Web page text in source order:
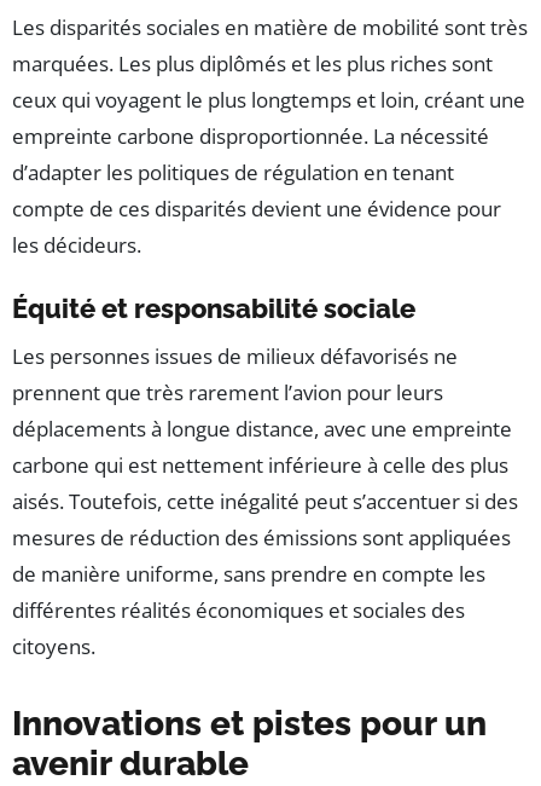
Les disparités sociales en matière de mobilité sont très
marquées. Les plus diplômés et les plus riches sont
ceux qui voyagent le plus longtemps et loin, créant une
empreinte carbone disproportionnée. La nécessité
d’adapter les politiques de régulation en tenant
compte de ces disparités devient une évidence pour
les décideurs.
Équité et responsabilité sociale
Les personnes issues de milieux défavorisés ne
prennent que très rarement l’avion pour leurs
déplacements à longue distance, avec une empreinte
carbone qui est nettement inférieure à celle des plus
aisés. Toutefois, cette inégalité peut s’accentuer si des
mesures de réduction des émissions sont appliquées
de manière uniforme, sans prendre en compte les
différentes réalités économiques et sociales des
citoyens.
Innovations et pistes pour un
avenir durable